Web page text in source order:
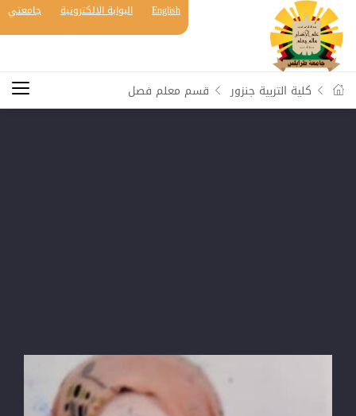
English البوابة الالكترونية جامعتي
كلية التربية جنزور قسم معلم فصل